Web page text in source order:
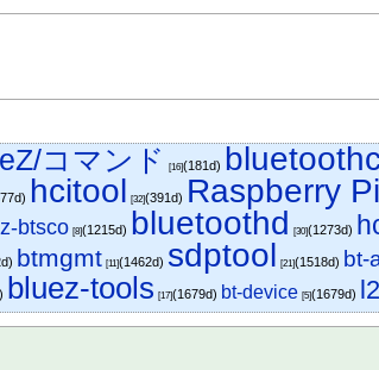
コマンド [16](181d)
hcitool [32](391d) Raspberry Pi
btsco [8](1215d) bluetoothd [30](1273d)
btmgmt [11](1462d) sdptool [21](1518d) bt-
bluez-tools [17](1679d) bt-device [5](1679d)